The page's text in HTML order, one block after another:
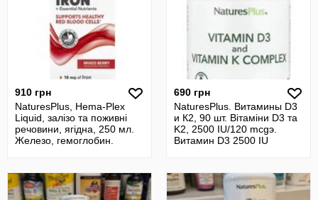
910 грн
NaturesPlus, Hema-Plex
Liquid, залізо та поживні
речовини, ягідна, 250 мл.
Железо, гемоглобин.
690 грн
NaturesPlus. Витамины D3
и К2, 90 шт. Вітаміни D3 та
K2, 2500 IU/120 mcgэ.
Витамин D3 2500 IU